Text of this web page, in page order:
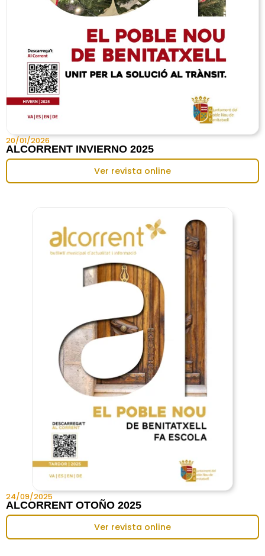
20/01/2026
ALCORRENT INVIERNO 2025
Ver revista online
24/09/2025
ALCORRENT OTOÑO 2025
Ver revista online